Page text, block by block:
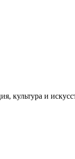
культура и